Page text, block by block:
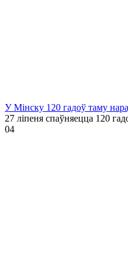
У Мінску 120 гадоў таму
27 ліпеня спаўняецца 120
04